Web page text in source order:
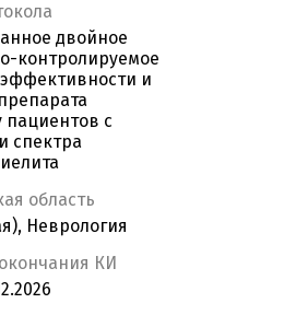
двойное
контролируемое
и
пациентов с
спектра
область
Неврология
КИ